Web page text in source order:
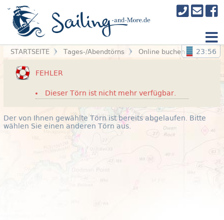
STARTSEITE Tages-/Abendtörns Online buchen 23:56
FEHLER
Dieser Törn ist nicht mehr verfügbar.
Der von Ihnen gewählte Törn ist bereits abgelaufen. Bitte
wählen Sie einen anderen Törn aus.